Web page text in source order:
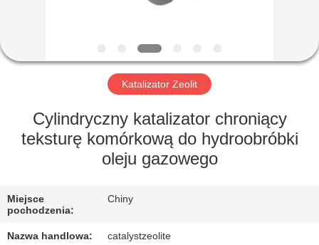
WYCIECZKA
FABRYCE
KONTROLA
SKONTAKTUJ
Katalizator Zeolit
Cylindryczny katalizator chroniący
teksturę komórkową do hydroobróbki
oleju gazowego
Miejsce
pochodzenia:
Chiny
Nazwa handlowa: catalystzeolite